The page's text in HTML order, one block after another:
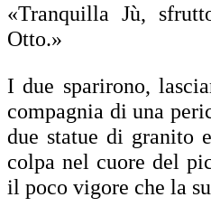
«Tranquilla Jù,
Otto.»
I due sparirono,
compagnia di una
due statue di granito
colpa nel cuore del
il poco vigore che la